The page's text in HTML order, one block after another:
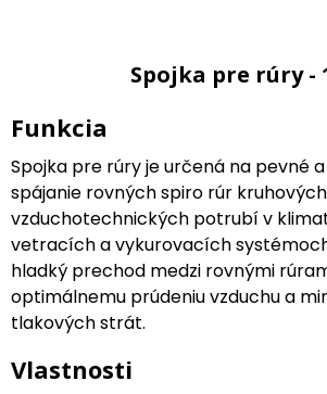
Spojka pre rúry -
Funkcia
Spojka pre rúry je určená na pevné
spájanie rovných spiro rúr kruhových
vzduchotechnických potrubí v
vetracích a vykurovacích
hladký prechod medzi rovnými
optimálnemu prúdeniu vzduchu a
tlakových strát.
Vlastnosti